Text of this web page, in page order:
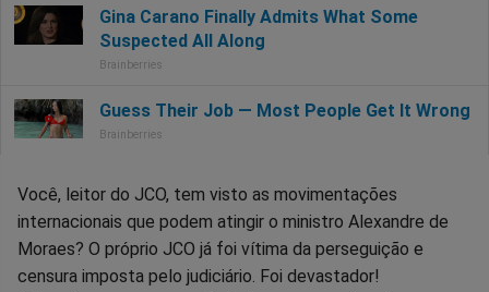
Você, leitor do JCO, tem visto as movimentações
internacionais que podem atingir o ministro Alexandre de
Moraes? O próprio JCO já foi vítima da perseguição e
censura imposta pelo judiciário. Foi devastador!